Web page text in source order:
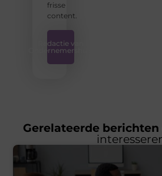
frisse
content.
Redactie van
Ondernemershuis
Gerelateerde berichten